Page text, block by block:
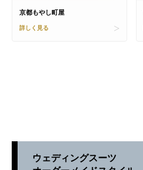
京都もやし町屋
詳しく見る
ウェディングスーツ